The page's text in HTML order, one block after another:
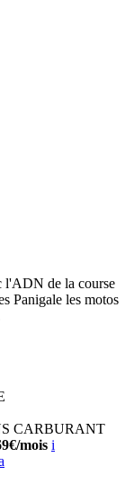
l'ADN de la course
Panigale les motos
CARBURANT
mois i